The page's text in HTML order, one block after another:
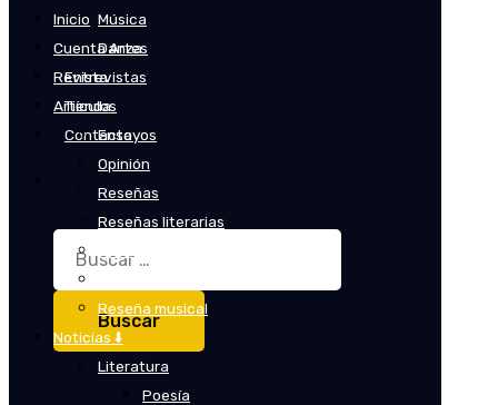
Música
Danza
Entrevistas
Tienda
Contacto
Buscar:
Inicio
Cuenta Artes
Revista
Artículos
Ensayos
Opinión
Reseñas
Reseñas literarias
Reseña musical
Noticias ⬇️
Literatura
Poesía